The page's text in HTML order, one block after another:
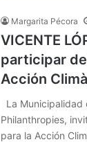
Margarita Pécora
VICENTE
participar
Acción
La Municipalidad
Philanthropies,
para la Acción